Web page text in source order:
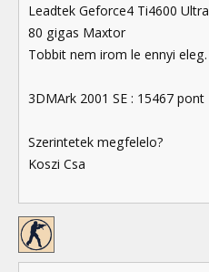
Leadtek Geforce4 Ti4600 Ultra
80 gigas Maxtor
Tobbit nem irom le ennyi eleg.
3DMArk 2001 SE : 15467 pont
Szerintetek megfelelo?
Koszi Csa